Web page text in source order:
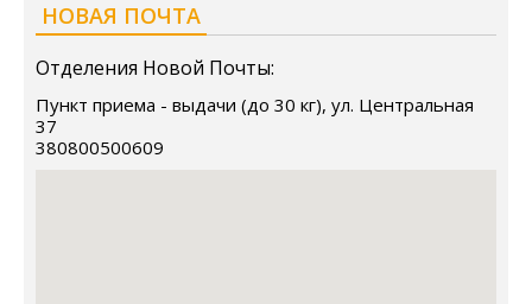
НОВАЯ ПОЧТА
Отделения Новой Почты:
Пункт приема - выдачи (до 30 кг), ул. Центральная
37
380800500609